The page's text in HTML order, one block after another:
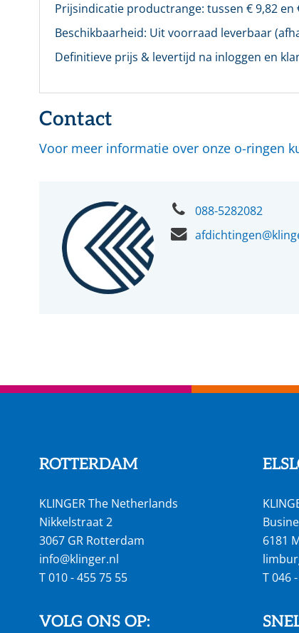
Prijsindicatie productrange: tussen €9,82 en
Beschikbaarheid: Uit voorraad leverbaar
Definitieve prijs & levertijd na inloggen en
Contact
Voor meer informatie over onze o-ringen
088-5282082
ROTTERDAM
KLINGER The Netherlands
Nikkelstraat 2
3067 GR Rotterdam
info@klinger.nl
T010 - 455 75 55
6181
T046
VOLG ONS OP: